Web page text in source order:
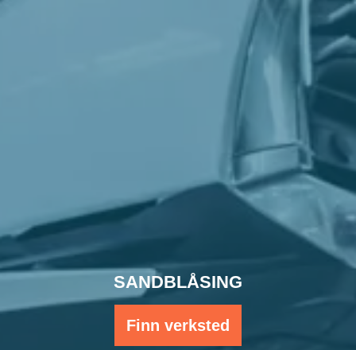
SANDBLÅSING
Finn verksted